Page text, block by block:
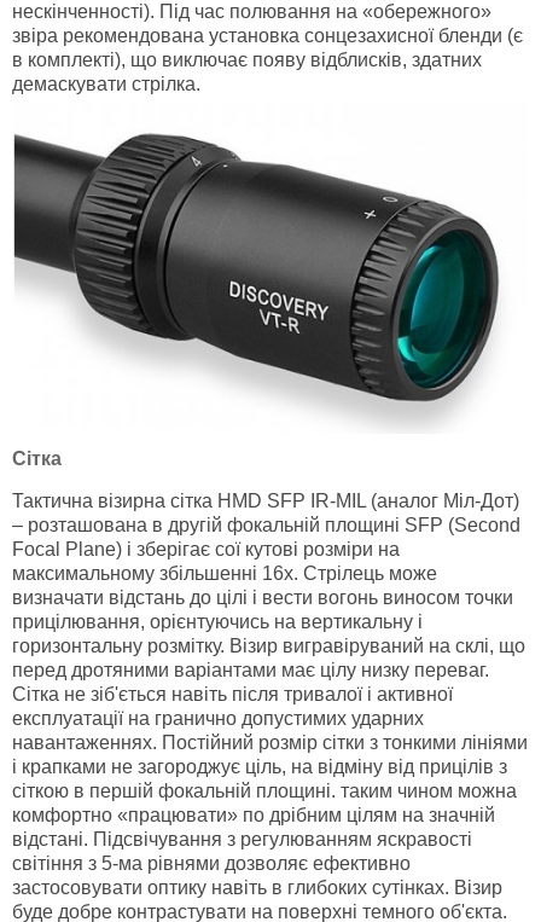
нескінченності). Під час полювання на «обережного»
звіра рекомендована установка сонцезахисної бленди (є
в комплекті), що виключає появу відблисків, здатних
демаскувати стрілка.
Сітка
Тактична візирна сітка HMD SFP IR-MIL (аналог Міл-Дот)
– розташована в другій фокальній площині SFP (Second
Focal Plane) і зберігає сої кутові розміри на
максимальному збільшенні 16х. Стрілець може
визначати відстань до цілі і вести вогонь виносом точки
прицілювання, орієнтуючись на вертикальну і
горизонтальну розмітку. Візир вигравіруваний на склі, що
перед дротяними варіантами має цілу низку переваг.
Сітка не зіб'ється навіть після тривалої і активної
експлуатації на гранично допустимих ударних
навантаженнях. Постійний розмір сітки з тонкими лініями
і крапками не загороджує ціль, на відміну від прицілів з
сіткою в першій фокальній площині. таким чином можна
комфортно «працювати» по дрібним цілям на значній
відстані. Підсвічування з регулюванням яскравості
світіння з 5-ма рівнями дозволяє ефективно
застосовувати оптику навіть в глибоких сутінках. Візир
буде добре контрастувати на поверхні темного об'єкта.